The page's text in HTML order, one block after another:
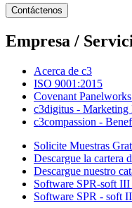
Contáctenos
Empresa /
Acerca de c3
ISO 9001:2015
Covenant
c3digitus - Marketing
c3compassion -
Solicite Muestras
Descargue la cartera
Descargue nuestro
Software SPR-soft III
Software SPR - soft